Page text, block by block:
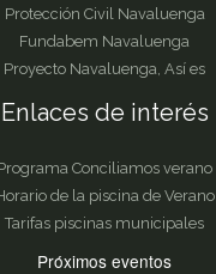
Protección Civil Navaluenga
Fundabem Navaluenga
Proyecto Navaluenga, Así es
Enlaces de interés
Conciliamos verano
de la piscina de Verano
Tarifas piscinas municipales
Próximos eventos